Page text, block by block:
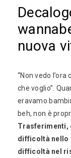
nuova
“Non vedo
che voglio”.
eravamo
beh, non è
Trasferimenti,
difficoltà nello
difficoltà nel